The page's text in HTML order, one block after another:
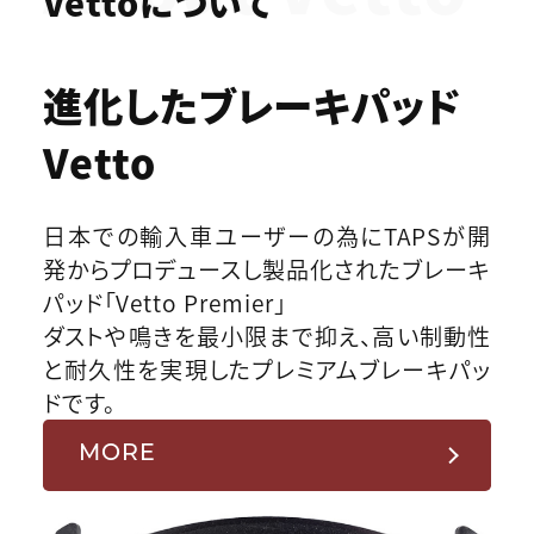
進化したブレーキパッド
Vetto
日本での輸入車ユーザーの為にTAPSが開
発からプロデュースし製品化されたブレーキ
パッド「Vetto Premier」
ダストや鳴きを最小限まで抑え、高い制動性
と耐久性を実現したプレミアムブレーキパッ
ドです。
MORE